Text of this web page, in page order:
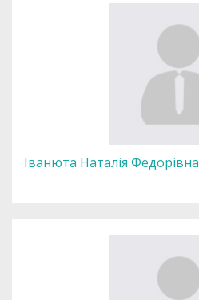
Іванюта Наталія Федорівна